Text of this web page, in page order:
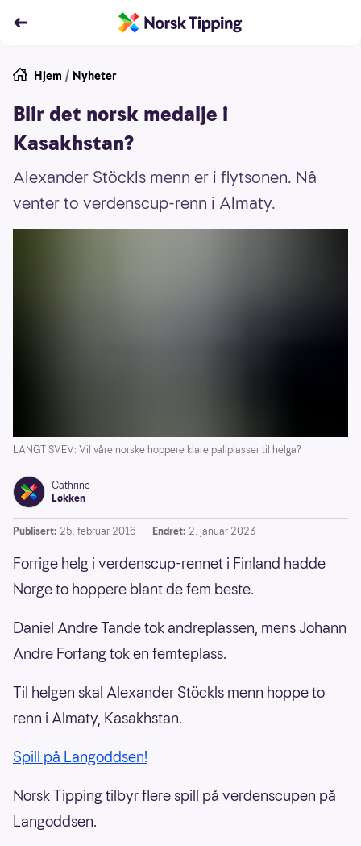
Hjem / Nyheter
Blir det norsk medalje i
Kasakhstan?
Alexander Stöckls menn er i flytsonen. Nå
venter to verdenscup-renn i Almaty.
LANGT SVEV: Vil våre norske hoppere klare pallplasser til helga?
Cathrine
Løkken
Publisert: 25. februar 2016 Endret: 2. januar 2023
Forrige helg i verdenscup-rennet i Finland hadde
Norge to hoppere blant de fem beste.
Daniel Andre Tande tok andreplassen, mens Johann
Andre Forfang tok en femteplass.
Til helgen skal Alexander Stöckls menn hoppe to
renn i Almaty, Kasakhstan.
Spill på Langoddsen!
Norsk Tipping tilbyr flere spill på verdenscupen på
Langoddsen.